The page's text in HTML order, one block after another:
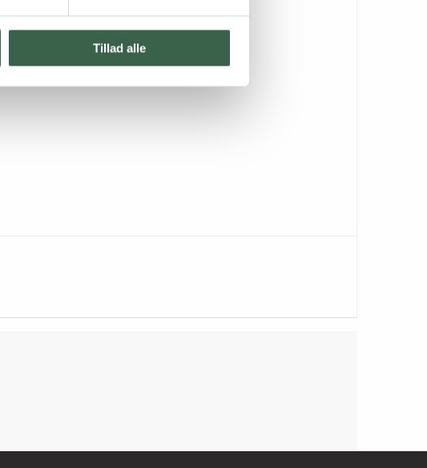
Tillad alle